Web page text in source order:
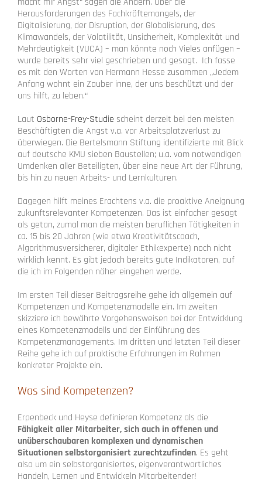
Herausforderungen des Fachkräftemangels, der
Digitalisierung, der Disruption, der Globalisierung, des
Klimawandels, der Volatilität, Unsicherheit, Komplexität und
Mehrdeutigkeit (VUCA) – man könnte noch Vieles anfügen –
wurde bereits sehr viel geschrieben und gesagt. Ich fasse
es mit den Worten von Hermann Hesse zusammen „Jedem
Anfang wohnt ein Zauber inne, der uns beschützt und der
uns hilft, zu leben.“
Laut Osborne-Frey-Studie scheint derzeit bei den meisten
Beschäftigten die Angst v.a. vor Arbeitsplatzverlust zu
überwiegen. Die Bertelsmann Stiftung identifizierte mit Blick
auf deutsche KMU sieben Baustellen; u.a. vom notwendigen
Umdenken aller Beteiligten, über eine neue Art der Führung,
bis hin zu neuen Arbeits- und Lernkulturen.
Dagegen hilft meines Erachtens v.a. die proaktive Aneignung
zukunftsrelevanter Kompetenzen. Das ist einfacher gesagt
als getan, zumal man die meisten beruflichen Tätigkeiten in
ca. 15 bis 20 Jahren (wie etwa Kreativitätscoach,
Algorithmusversicherer, digitaler Ethikexperte) noch nicht
wirklich kennt. Es gibt jedoch bereits gute Indikatoren, auf
die ich im Folgenden näher eingehen werde.
Im ersten Teil dieser Beitragsreihe gehe ich allgemein auf
Kompetenzen und Kompetenzmodelle ein. Im zweiten
skizziere ich bewährte Vorgehensweisen bei der Entwicklung
eines Kompetenzmodells und der Einführung des
Kompetenzmanagements. Im dritten und letzten Teil dieser
Reihe gehe ich auf praktische Erfahrungen im Rahmen
konkreter Projekte ein.
Was sind Kompetenzen?
Erpenbeck und Heyse definieren Kompetenz als die
Fähigkeit aller Mitarbeiter, sich auch in offenen und
unüberschaubaren komplexen und dynamischen
Situationen selbstorganisiert zurechtzufinden. Es geht
also um ein selbstorganisiertes, eigenverantwortliches
Handeln, Lernen und Entwickeln Mitarbeitender!